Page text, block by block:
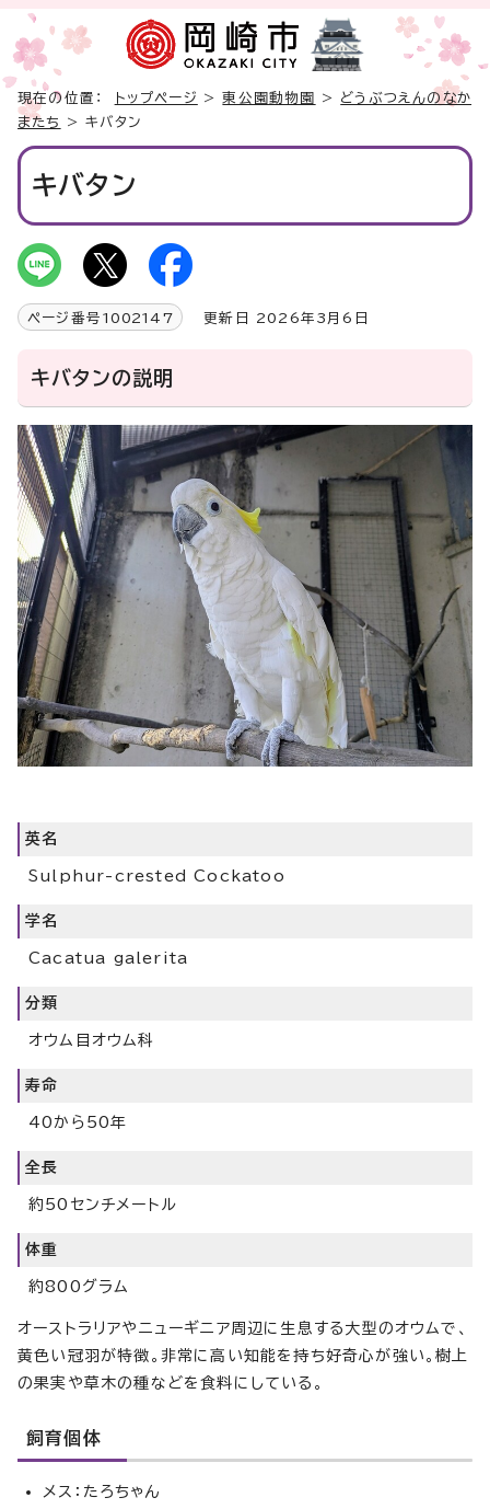
現在の位置： トップページ > 東公園動物園 > どうぶつえんのなか
またち
> キバタン
キバタン
ページ番号 1002147 更新日 2026年3月6日
キバタンの説明
英名
Sulphur-crested Cockatoo
学名
Cacatua galerita
分類
オウム目オウム科
寿命
40から50年
全長
約50センチメートル
体重
約800グラム
オーストラリアやニューギニア周辺に生息する大型のオウムで、
黄色い冠羽が特徴。非常に高い知能を持ち好奇心が強い。樹上
の果実や草木の種などを食料にしている。
飼育個体
メス：たろちゃん